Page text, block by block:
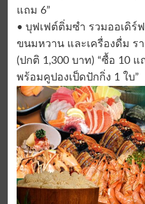
แถม 6”
• บุฟเฟต์ติ่มซำ รวมออเดิร์
ขนมหวาน และเครื่องดื่ม ร
(ปกติ 1,300 บาท) “ซื้อ 10 แ
พร้อมคูปองเป็ดปักกิ่ง 1 ใบ”